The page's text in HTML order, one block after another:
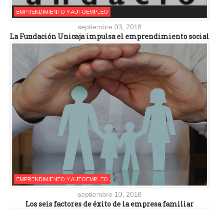
EMPRENDIMIENTO Y AUTOEMPLEO
septiembre 03, 2018
La Fundación Unicaja impulsa el emprendimiento social
EMPRENDIMIENTO Y AUTOEMPLEO
septiembre 10, 2018
Los seis factores de éxito de la empresa familiar